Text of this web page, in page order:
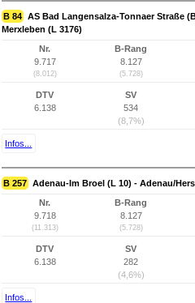
B 84 AS Bad Langensalza-Tonnaer Straße
Merxleben (L 3176)
Nr.
9.717
(8.012)
B-Rang
8.127
(5.728)
DTV
6.138
SV
534
(8,7%)
Infos...
B 257 Adenau-Im Broel (L 10) - Adenau/
Nr.
9.718
(11.313)
B-Rang
8.127
(5.728)
DTV
6.138
SV
282
(4,6%)
Infos...